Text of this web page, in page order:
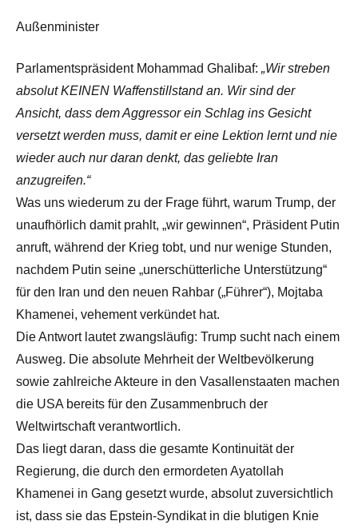
Außenminister
Parlamentspräsident Mohammad Ghalibaf: „Wir streben
absolut KEINEN Waffenstillstand an. Wir sind der
Ansicht, dass dem Aggressor ein Schlag ins Gesicht
versetzt werden muss, damit er eine Lektion lernt und nie
wieder auch nur daran denkt, das geliebte Iran
anzugreifen.“
Was uns wiederum zu der Frage führt, warum Trump, der
unaufhörlich damit prahlt, „wir gewinnen“, Präsident Putin
anruft, während der Krieg tobt, und nur wenige Stunden,
nachdem Putin seine „unerschütterliche Unterstützung“
für den Iran und den neuen Rahbar („Führer“), Mojtaba
Khamenei, vehement verkündet hat.
Die Antwort lautet zwangsläufig: Trump sucht nach einem
Ausweg. Die absolute Mehrheit der Weltbevölkerung
sowie zahlreiche Akteure in den Vasallenstaaten machen
die USA bereits für den Zusammenbruch der
Weltwirtschaft verantwortlich.
Das liegt daran, dass die gesamte Kontinuität der
Regierung, die durch den ermordeten Ayatollah
Khamenei in Gang gesetzt wurde, absolut zuversichtlich
ist, dass sie das Epstein-Syndikat in die blutigen Knie